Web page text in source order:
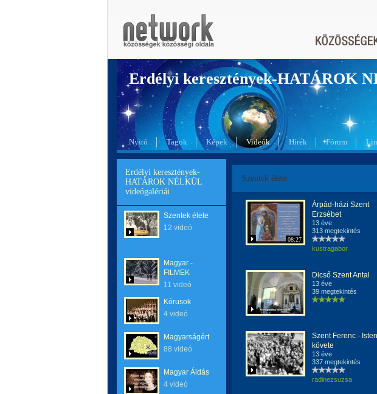
Erdélyi keresztények-HATÁROK
Nyitó Tagok Képek Videók Hírek Fórum
Erdélyi keresztények-
HATÁROK NÉLKÜL
videógalériái
Szentek élete
12 videó
Magyar -
FILMEK
11 videó
Kórusok
4 videó
Magyarságért
88 videó
Magyar Áldás
4 videó
Szentek élete
08:27
Árpád-házi Szent
Erzsébet
13 éve
313 megtekintés
kustragabor
Dicső Szent Antal
13 éve
39 megtekintés
Szent Ferenc - Isten
követe
13 éve
337 megtekintés
radinezsuzsa